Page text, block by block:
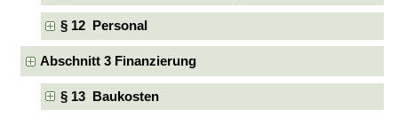
§ 12 Personal
Abschnitt 3 Finanzierung
§ 13 Baukosten